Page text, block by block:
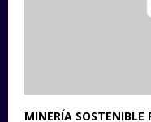
MINERÍA SOSTENIBLE